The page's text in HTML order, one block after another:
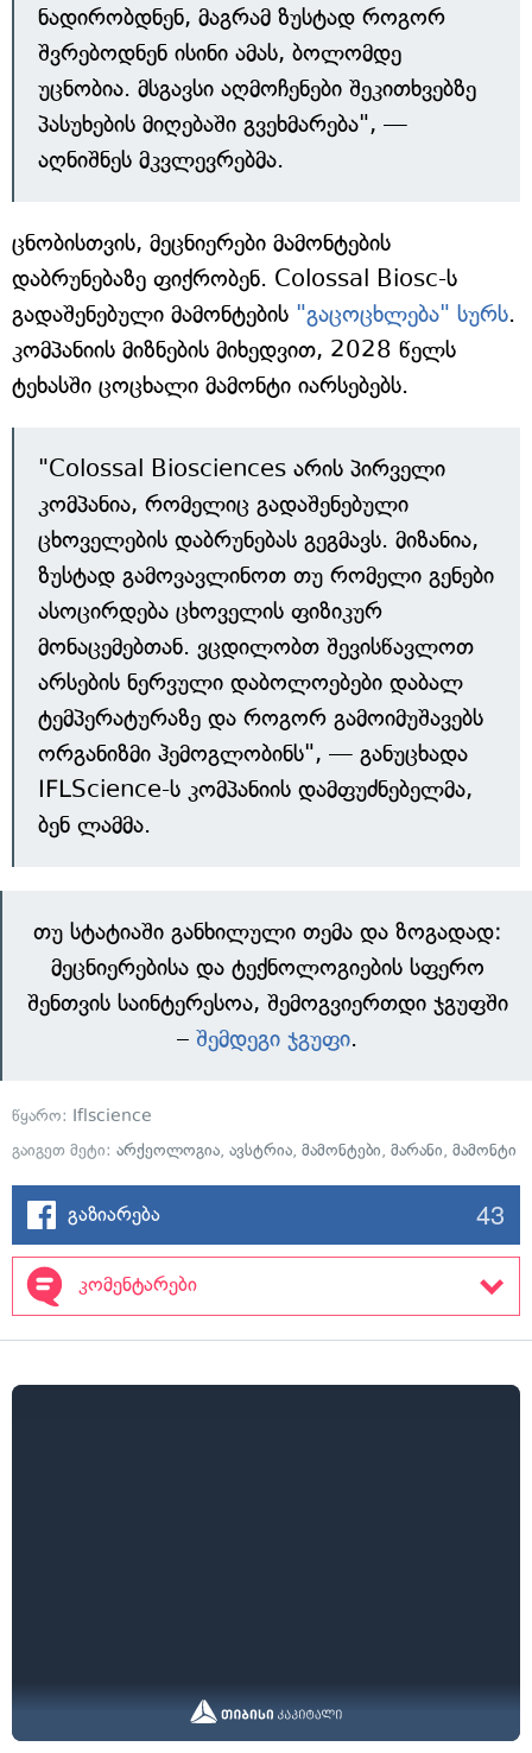
ნადირობდნენ, მაგრამ ზუსტად როგორ
შვრებოდნენ ისინი ამას, ბოლომდე
უცნობია. მსგავსი აღმოჩენები შეკითხვებზე
პასუხების მიღებაში გვეხმარება", —
აღნიშნეს მკვლევრებმა.
ცნობისთვის, მეცნიერები მამონტების
დაბრუნებაზე ფიქრობენ. Colossal Biosc-ს
გადაშენებული მამონტების "გაცოცხლება" სურს.
კომპანიის მიზნების მიხედვით, 2028 წელს
ტეხასში ცოცხალი მამონტი იარსებებს.
"Colossal Biosciences არის პირველი
კომპანია, რომელიც გადაშენებული
ცხოველების დაბრუნებას გეგმავს. მიზანია,
ზუსტად გამოვავლინოთ თუ რომელი გენები
ასოცირდება ცხოველის ფიზიკურ
მონაცემებთან. ვცდილობთ შევისწავლოთ
არსების ნერვული დაბოლოებები დაბალ
ტემპერატურაზე და როგორ გამოიმუშავებს
ორგანიზმი ჰემოგლობინს", — განუცხადა
IFLScience-ს კომპანიის დამფუძნებელმა,
ბენ ლამმა.
თუ სტატიაში განხილული თემა და ზოგადად:
მეცნიერებისა და ტექნოლოგიების სფერო
შენთვის საინტერესოა, შემოგვიერთდი ჯგუფში
– შემდეგი ჯგუფი.
წყარო: Iflscience
გაიგეთ მეტი: არქეოლოგია, ავსტრია, მამონტები, მარანი, მამონტი
გაზიარება 43
კომენტარები